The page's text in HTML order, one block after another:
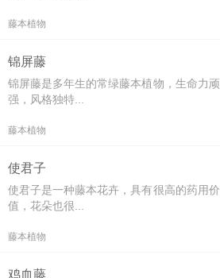
藤本植物
锦屏藤
锦屏藤是多年生的常绿藤本植物，生命力顽
强，风格独特...
藤本植物
使君子
使君子是一种藤本花卉，具有很高的药用价
值，花朵也很...
藤本植物
鸡血藤